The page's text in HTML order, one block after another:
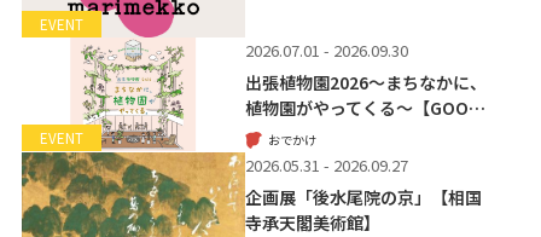
EVENT
EVENT
2026.07.01 - 2026.09.30
出張植物園2026～まちなかに、
植物園がやってくる～【GOO…
おでかけ
2026.05.31 - 2026.09.27
企画展「後水尾院の京」【相国
寺承天閣美術館】